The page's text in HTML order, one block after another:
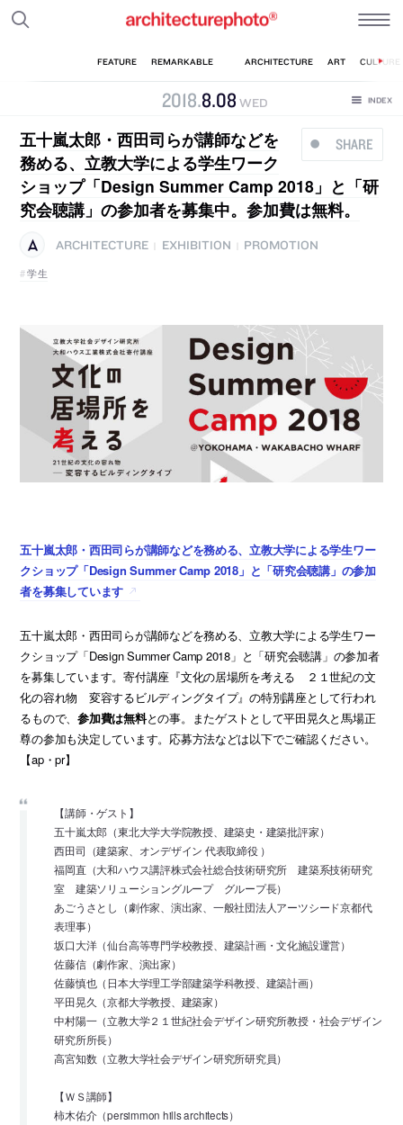
2018.8.08 WED
SHARE
五十嵐太郎・西田司らが講師などを
務める、立教大学による学生ワーク
ショップ「Design Summer Camp 2018」と「研
究会聴講」の参加者を募集中。参加費は無料。
ARCHITECTURE EXHIBITION
PROMOTION
学生
五十嵐太郎・西田司らが講師などを務める、立教大学による学生ワー
クショップ「Design Summer Camp 2018」と「研究会聴講」の参加
者を募集しています
五十嵐太郎・西田司らが講師などを務める、立教大学による学生ワー
クショップ「Design Summer Camp 2018」と「研究会聴講」の参加者
を募集しています。寄付講座『文化の居場所を考える ２１世紀の文
化の容れ物 変容するビルディングタイプ』の特別講座として行われ
るもので、参加費は無料との事。またゲストとして平田晃久と馬場正
尊の参加も決定しています。応募方法などは以下でご確認ください。
【ap・pr】
【講師・ゲスト】
五十嵐太郎（東北大学大学院教授、建築史・建築批評家）
西田司（建築家、オンデザイン 代表取締役 ）
福岡直（大和ハウス講評株式会社総合技術研究所 建築系技術研究
室 建築ソリューショングループ グループ長）
あごうさとし（劇作家、演出家、一般社団法人アーツシード京都代
表理事）
坂口大洋（仙台高等専門学校教授、建築計画・文化施設運営）
佐藤信（劇作家、演出家）
佐藤慎也（日本大学理工学部建築学科教授、建築計画）
平田晃久（京都大学教授、建築家）
中村陽一（立教大学２１世紀社会デザイン研究所教授・社会デザイン
研究所所長）
高宮知数（立教大学社会デザイン研究所研究員）
【ＷＳ講師】
柿木佑介（persimmon hills architects）